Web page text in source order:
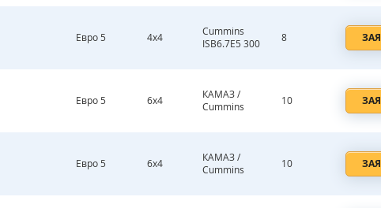
Евро 5 4х4
Cummins
ISB6.7E5 300
8
Евро 5 6х4
КАМАЗ /
Cummins
10
Евро 5 6х4
КАМАЗ /
Cummins
10